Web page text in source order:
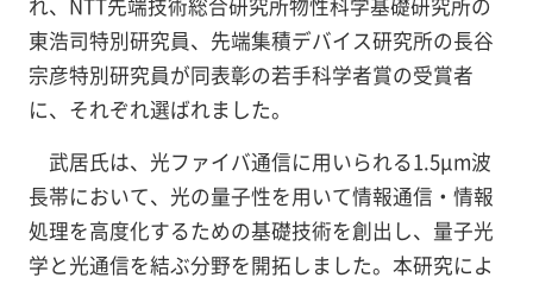
れ、NTT先端技術総合研究所物性科学基礎研究所の
東浩司特別研究員、先端集積デバイス研究所の長谷
宗彦特別研究員が同表彰の若手科学者賞の受賞者
に、それぞれ選ばれました。
武居氏は、光ファイバ通信に用いられる1.5μm波
長帯において、光の量子性を用いて情報通信・情報
処理を高度化するための基礎技術を創出し、量子光
学と光通信を結ぶ分野を開拓しました。本研究によ